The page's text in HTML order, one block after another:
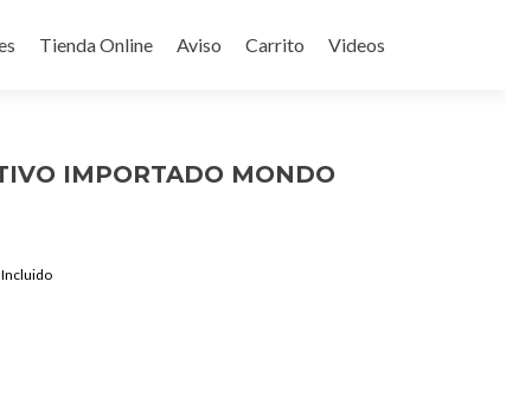
Tienda Online Aviso Carrito Videos
IMPORTADO MONDO
Incluido